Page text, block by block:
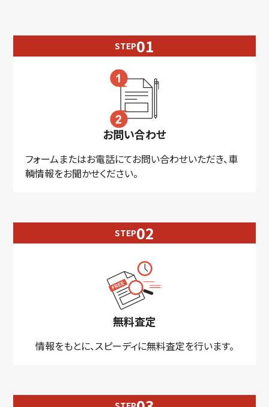
STEP
お問い合わせ
フォームまたはお電話にてお問い合わせいただき、車
輌情報をお聞かせください。
STEP
無料査定
情報をもとに、スピーディに無料査定を行います。